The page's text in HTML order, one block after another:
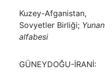
Kuzey-Afganistan,
Sovyetler Birliği; Yunan
alfabesi
GÜNEYDOĞU-İRANİ: